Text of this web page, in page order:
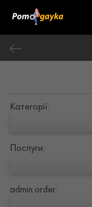
Категорії:
Послуги:
admin.order: